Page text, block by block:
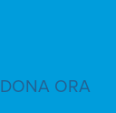
DONA ORA